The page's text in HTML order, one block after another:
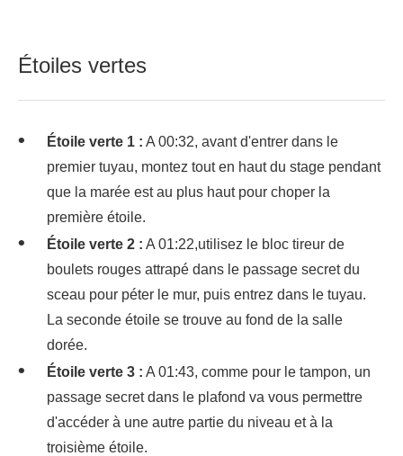
Étoiles vertes
Étoile verte 1 : A 00:32, avant d'entrer dans le
premier tuyau, montez tout en haut du stage pendant
que la marée est au plus haut pour choper la
première étoile.
Étoile verte 2 : A 01:22,utilisez le bloc tireur de
boulets rouges attrapé dans le passage secret du
sceau pour péter le mur, puis entrez dans le tuyau.
La seconde étoile se trouve au fond de la salle
dorée.
Étoile verte 3 : A 01:43, comme pour le tampon, un
passage secret dans le plafond va vous permettre
d'accéder à une autre partie du niveau et à la
troisième étoile.